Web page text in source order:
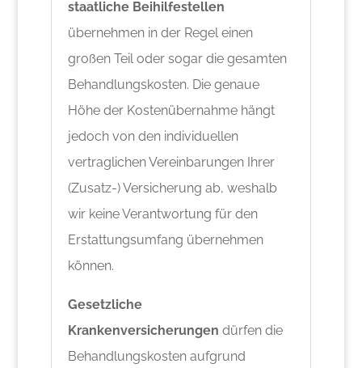
staatliche Beihilfestellen
übernehmen in der Regel einen
großen Teil oder sogar die gesamten
Behandlungskosten. Die genaue
Höhe der Kostenübernahme hängt
jedoch von den individuellen
vertraglichen Vereinbarungen Ihrer
(Zusatz-) Versicherung ab, weshalb
wir keine Verantwortung für den
Erstattungsumfang übernehmen
können.
Gesetzliche
Krankenversicherungen dürfen die
Behandlungskosten aufgrund